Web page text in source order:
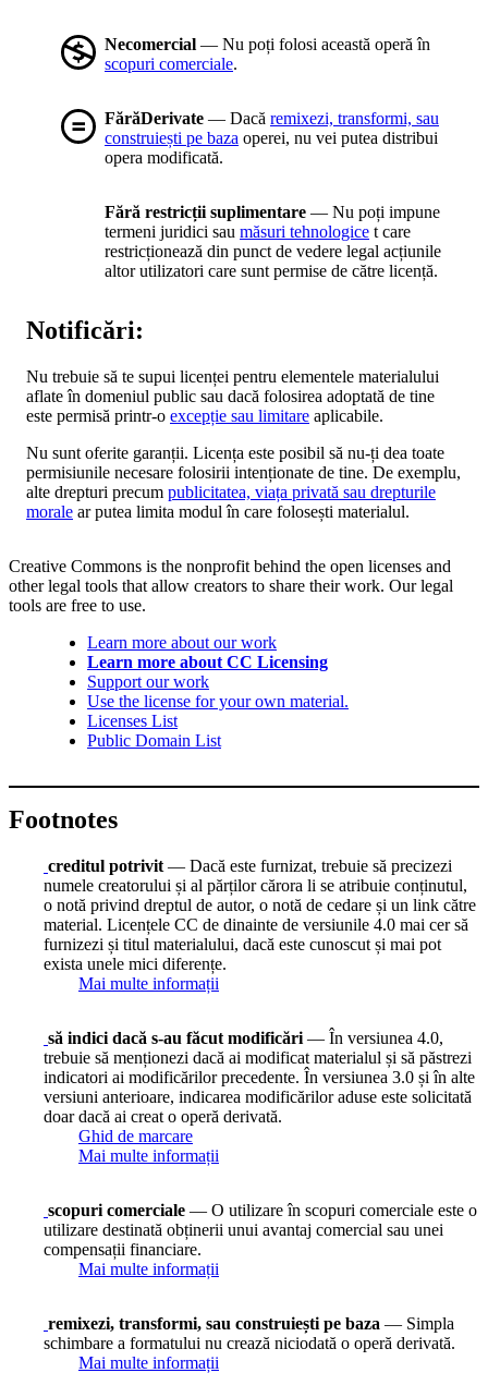
Necomercial — Nu poți folosi această operă în
scopuri comerciale.
FărăDerivate — Dacă remixezi, transformi, sau
construiești pe baza operei, nu vei putea distribui
opera modificată.
Fără restricții suplimentare — Nu poți impune
termeni juridici sau măsuri tehnologice t care
restricționează din punct de vedere legal acțiunile
altor utilizatori care sunt permise de către licență.
Notificări:
Nu trebuie să te supui licenței pentru elementele materialului
aflate în domeniul public sau dacă folosirea adoptată de tine
este permisă printr-o excepție sau limitare aplicabile.
Nu sunt oferite garanții. Licența este posibil să nu-ți dea toate
permisiunile necesare folosirii intenționate de tine. De exemplu,
alte drepturi precum publicitatea, viața privată sau drepturile
morale ar putea limita modul în care folosești materialul.
Creative Commons is the nonprofit behind the open licenses and
other legal tools that allow creators to share their work. Our legal
tools are free to use.
Learn more about our work
Learn more about CC Licensing
Support our work
Use the license for your own material.
Licenses List
Public Domain List
Footnotes
creditul potrivit — Dacă este furnizat, trebuie să precizezi
numele creatorului și al părților cărora li se atribuie conținutul,
o notă privind dreptul de autor, o notă de cedare și un link către
material. Licențele CC de dinainte de versiunile 4.0 mai cer să
furnizezi și titul materialului, dacă este cunoscut și mai pot
exista unele mici diferențe.
Mai multe informații
să indici dacă s-au făcut modificări — În versiunea 4.0,
trebuie să menționezi dacă ai modificat materialul și să păstrezi
indicatori ai modificărilor precedente. În versiunea 3.0 și în alte
versiuni anterioare, indicarea modificărilor aduse este solicitată
doar dacă ai creat o operă derivată.
Ghid de marcare
Mai multe informații
scopuri comerciale — O utilizare în scopuri comerciale este o
utilizare destinată obținerii unui avantaj comercial sau unei
compensații financiare.
Mai multe informații
remixezi, transformi, sau construiești pe baza — Simpla
schimbare a formatului nu crează niciodată o operă derivată.
Mai multe informații